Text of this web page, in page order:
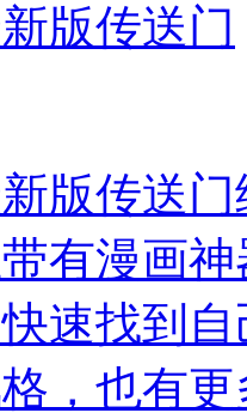
版传送门
版传送
有漫画
速找到
，也有